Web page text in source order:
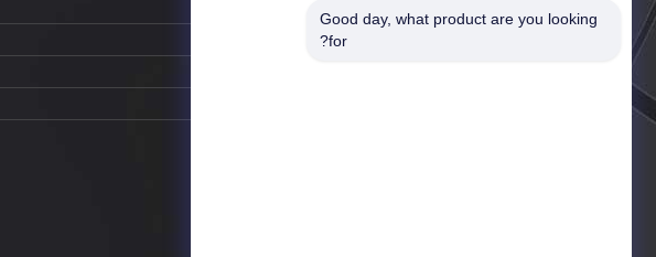
Good day, what product are you looking
for?